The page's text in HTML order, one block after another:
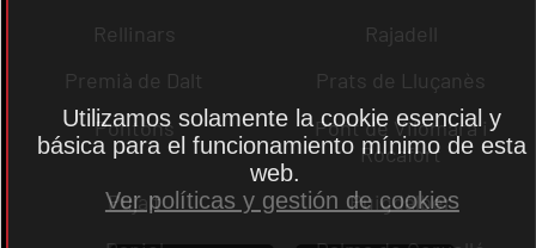
Rellinars
Rajadell
Premià de Dalt
Prats de Lluçanès
Pontons
Pont de Vilomara i
Rocafort
Pujalt
Puigdàlber
Utilizamos solamente la cookie esencial y
básica para el funcionamiento mínimo de esta
web.
Ver políticas y gestión de cookies